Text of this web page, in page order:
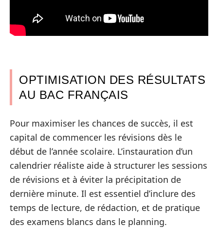
OPTIMISATION DES RÉSULTATS
AU BAC FRANÇAIS
Pour maximiser les chances de succès, il est
capital de commencer les révisions dès le
début de l’année scolaire. L’instauration d’un
calendrier réaliste aide à structurer les sessions
de révisions et à éviter la précipitation de
dernière minute. Il est essentiel d’inclure des
temps de lecture, de rédaction, et de pratique
des examens blancs dans le planning.